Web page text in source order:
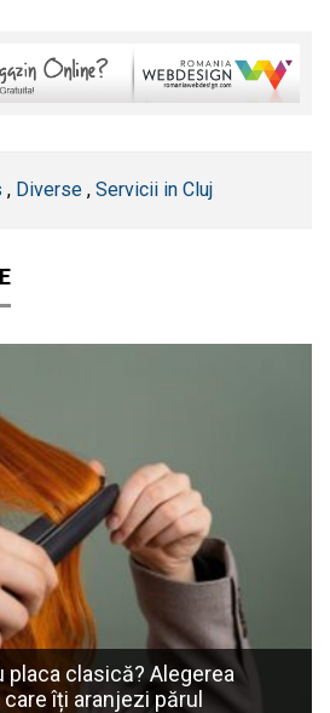
, Diverse , Servicii in Cluj
placa clasică? Alegerea
îți aranjezi părul